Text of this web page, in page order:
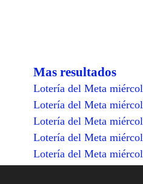
Mas resultados
Lotería del Meta
Lotería del Meta
Lotería del Meta
Lotería del Meta
Lotería del Meta